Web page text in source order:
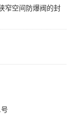
窄空间防爆阀的封